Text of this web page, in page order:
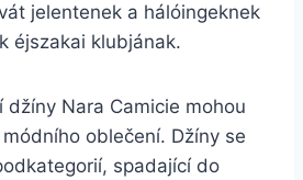
jelentenek a hálóingeknek
éjszakai klubjának.
džíny Nara Camicie mohou
oblečení. Džíny se
spadající do